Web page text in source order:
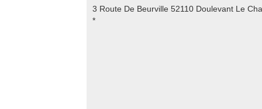
3 Route De Beurville 52110 Doulevant Le
*